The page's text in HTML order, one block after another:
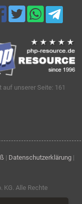
auf unserer Seite: 161
| Datenschutzerklärung |
KG. Alle Rechte